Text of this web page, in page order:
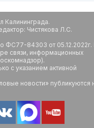
Калининграда.
Чистякова Л.С.
ФС77-84303 от
связи, информационных
с указанием активной
новости» публикуются